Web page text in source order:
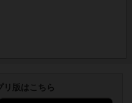
リ版はこちら